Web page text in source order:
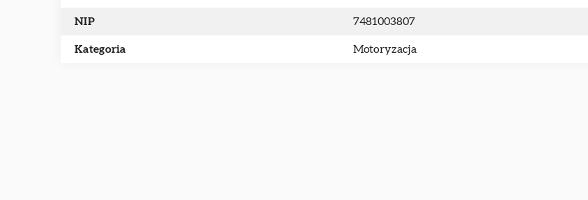
NIP 7481003807
Kategoria Motoryzacja